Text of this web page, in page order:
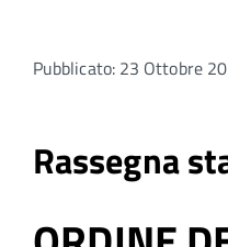
Pubblicato: 23 Ottobre
Rassegna